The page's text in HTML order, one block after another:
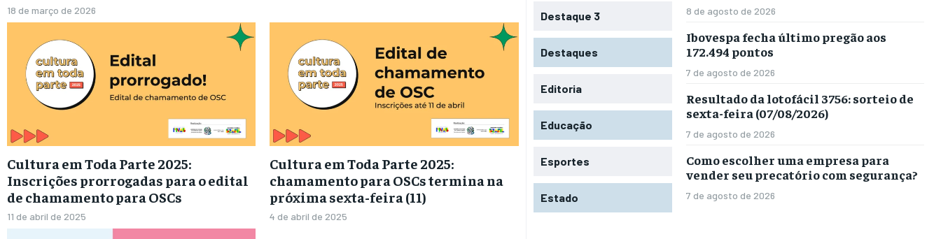
18 de março de 2026
Cultura em Toda Parte 2025:
Inscrições prorrogadas para o edital
de chamamento para OSCs
11 de abril de 2025
Cultura em Toda Parte 2025:
chamamento para OSCs termina na
próxima sexta-feira (11)
4 de abril de 2025
Destaque 3
Destaques
Editoria
Educação
Esportes
Estado
8 de agosto de 2026
Ibovespa fecha último pregão aos
172.494 pontos
7 de agosto de 2026
Resultado da lotofácil 3756: sorteio de
sexta-feira (07/08/2026)
7 de agosto de 2026
Como escolher uma empresa para
vender seu precatório com segurança?
7 de agosto de 2026